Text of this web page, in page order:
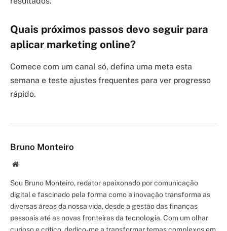
Quais próximos passos devo seguir para
aplicar marketing online?
Comece com um canal só, defina uma meta esta
semana e teste ajustes frequentes para ver progresso
rápido.
Bruno Monteiro
Site/Blog
Sou Bruno Monteiro, redator apaixonado por comunicação
digital e fascinado pela forma como a inovação transforma as
diversas áreas da nossa vida, desde a gestão das finanças
pessoais até as novas fronteiras da tecnologia. Com um olhar